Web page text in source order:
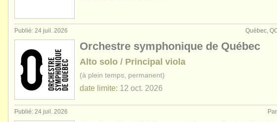
Québec,
Publié: 24 juil. 2026
Orchestre symphonique de Québec
Alto solo / Principal viola
(à plein temps, permanent)
date limite: 12 oct. 2026
Publié: 24 juil. 2026